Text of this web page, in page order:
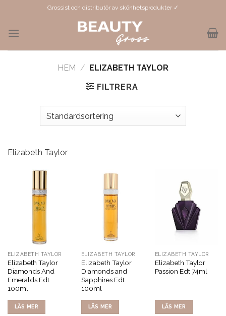
content
Grossist och distributör av skönhetsprodukter ✓
HEM / ELIZABETH TAYLOR
FILTRERA
Elizabeth Taylor
ELIZABETH TAYLOR
Elizabeth Taylor
Diamonds And
Emeralds Edt
100ml
LÄS MER
ELIZABETH TAYLOR
Elizabeth Taylor
Diamonds and
Sapphires Edt
100ml
LÄS MER
ELIZABETH TAYLOR
Elizabeth Taylor
Passion Edt 74ml
LÄS MER